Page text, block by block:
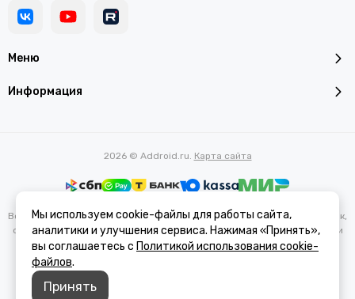
Меню
Информация
2026 © Addroid.ru. Карта сайта
Вся представленная на сайте информация, касающаяся характеристик,
стоимости товаров и услуг, носит информационный характер и ни при
каких условиях не является публичной офертой, определяемой
положениями Статьи 437(2) Гражданского кодекса РФ.
Мы используем cookie-файлы для работы сайта,
аналитики и улучшения сервиса. Нажимая «Принять»,
вы соглашаетесь с Политикой использования cookie-
файлов.
Принять